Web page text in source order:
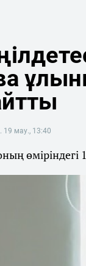
19 мау., 13:40